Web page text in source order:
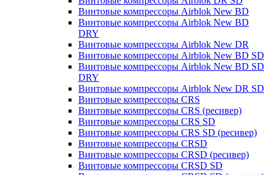
Винтовые компрессоры Airblok New BD
Винтовые компрессоры Airblok New BD
DRY
Винтовые компрессоры Airblok New DR
Винтовые компрессоры Airblok New BD SD
Винтовые компрессоры Airblok New BD SD
DRY
Винтовые компрессоры Airblok New DR SD
Винтовые компрессоры CRS
Винтовые компрессоры CRS (ресивер)
Винтовые компрессоры CRS SD
Винтовые компрессоры CRS SD (ресивер)
Винтовые компрессоры CRSD
Винтовые компрессоры CRSD (ресивер)
Винтовые компрессоры CRSD SD